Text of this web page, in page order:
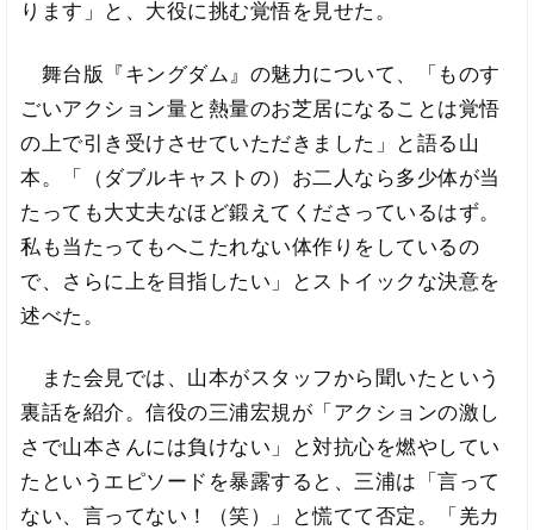
ります」と、大役に挑む覚悟を見せた。
舞台版『キングダム』の魅力について、「ものす
ごいアクション量と熱量のお芝居になることは覚悟
の上で引き受けさせていただきました」と語る山
本。「（ダブルキャストの）お二人なら多少体が当
たっても大丈夫なほど鍛えてくださっているはず。
私も当たってもへこたれない体作りをしているの
で、さらに上を目指したい」とストイックな決意を
述べた。
また会見では、山本がスタッフから聞いたという
裏話を紹介。信役の三浦宏規が「アクションの激し
さで山本さんには負けない」と対抗心を燃やしてい
たというエピソードを暴露すると、三浦は「言って
ない、言ってない！（笑）」と慌てて否定。「羌カ